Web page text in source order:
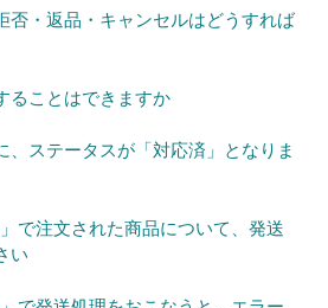
否・返品・キャンセルはどうすれば
ることはできますか
、ステータスが「対応済」となりま
」で注文された商品について、発送
い